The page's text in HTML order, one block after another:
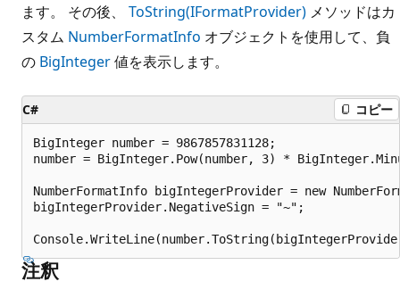
ます。 その後、 ToString(IFormatProvider) メソッドはカ
スタム NumberFormatInfo オブジェクトを使用して、負
の BigInteger値を表示します。
C# コピー
BigInteger number = 9867857831128;
number = BigInteger.Pow(number, 3) *
NumberFormatInfo bigIntegerProvider = new
bigIntegerProvider.NegativeSign = "~";
注釈